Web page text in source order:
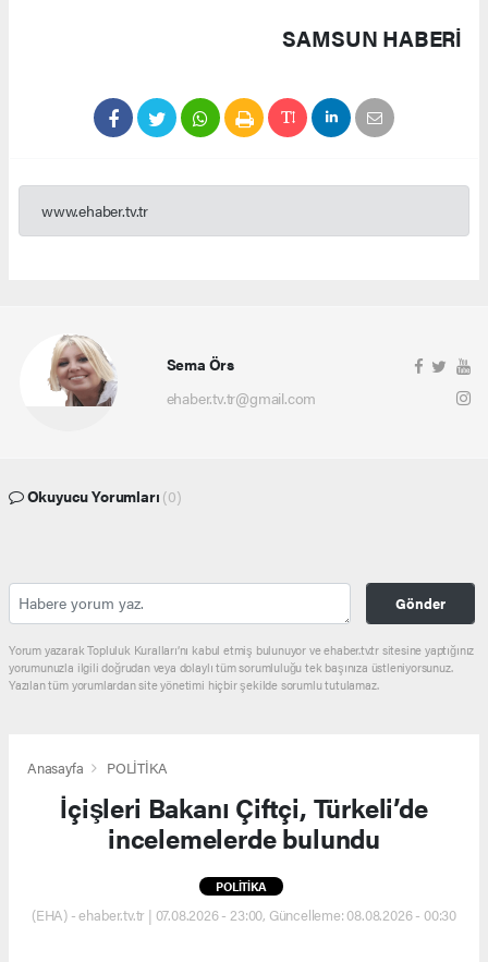
SAMSUN HABERİ
www.ehaber.tv.tr
Sema Örs
ehaber.tv.tr@gmail.com
Okuyucu Yorumları (0)
Gönder
Yorum yazarak Topluluk Kuralları’nı kabul etmiş bulunuyor ve ehaber.tv.tr sitesine yaptığınız
yorumunuzla ilgili doğrudan veya dolaylı tüm sorumluluğu tek başınıza üstleniyorsunuz.
Yazılan tüm yorumlardan site yönetimi hiçbir şekilde sorumlu tutulamaz.
Anasayfa POLİTİKA
İçişleri Bakanı Çiftçi, Türkeli’de
incelemelerde bulundu
POLİTİKA
(EHA) - ehaber.tv.tr | 07.08.2026 - 23:00, Güncelleme: 08.08.2026 - 00:30